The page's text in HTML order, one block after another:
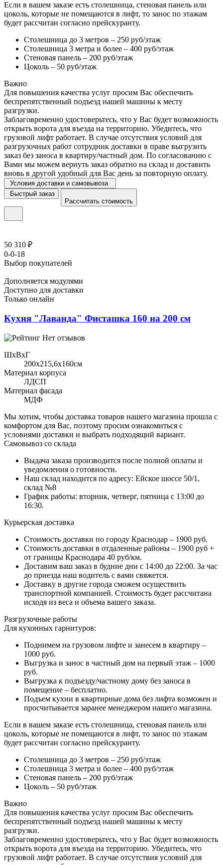
Если в вашем заказе есть столешница, стеновая панель или
цоколь, которые не помещаются в лифт, то занос по этажам
будет рассчитан согласно прейскуранту.
Столешница до 3 метров – 250 руб/этаж
Столешница 3 метра и более – 400 руб/этаж
Стеновая панель – 200 руб/этаж
Цоколь – 50 руб/этаж
Важно
Для повышения качества услуг просим Вас обеспечить
беспрепятственный подъезд нашей машины к месту
разгрузки.
Заблаговременно удостоверьтесь, что у Вас будет возможность
открыть ворота для въезда на территорию. Убедитесь, что
грузовой лифт работает. В случае отсутствия условий для
разгрузочных работ сотрудник доставки в праве выгрузить
заказ без заноса в квартиру/частный дом. По согласованию с
Вами мы можем вернуть заказ обратно на склад и доставить
вновь в другой удобный для Вас день за повторную оплату.
Условия доставки и самовывоза
Быстрый заказ
Рассчитать стоимость
50 310 ₽
0-0-18
Выбор покупателей
Дополняется модулями
Доступно для доставки
Только онлайн
Кухня "Лаванда" Фисташка 160 на 200 см
Нет отзывов
ШхВхГ
200x215,6х160см
Материал корпуса
ЛДСП
Материал фасада
МДФ
Мы хотим, чтобы доставка товаров нашего магазина прошла с
комфортом для Вас, поэтому просим ознакомиться с
условиями доставки и выбрать подходящий вариант.
Самовывоз со склада
Выдача заказа производится после полной оплаты и
уведомления о готовности.
Наш склад находится по адресу: Ейское шоссе 50/1,
склад №8
График работы: вторник, четверг, пятница с 13:00 до
16:30.
Курьерская доставка
Стоимость доставки по городу Краснодар – 1900 руб.
Стоимость доставки в отдаленные районы – 1900 руб +
от границы Краснодара 40 руб/км.
Доставим ваш заказ в будние дни с 14:00 до 22:00. За час
до приезда наш водитель с вами свяжется.
Доставку в другие города сможем осуществить
транспортной компанией. Стоимость будет рассчитана
исходя из веса и объема вашего заказа.
Разгрузочные работы
Для кухонных гарнитуров:
Поднимем на грузовом лифте и занесем в квартиру –
1000 руб.
Выгрузка и занос в частный дом на первый этаж – 1000
руб.
Выгрузка к подъезду/частному дому без заноса в
помещение – бесплатно.
Подъем кухни в квартирные дома без лифта возможен и
просчитывается заранее менеджером нашего магазина.
Если в вашем заказе есть столешница, стеновая панель или
цоколь, которые не помещаются в лифт, то занос по этажам
будет рассчитан согласно прейскуранту.
Столешница до 3 метров – 250 руб/этаж
Столешница 3 метра и более – 400 руб/этаж
Стеновая панель – 200 руб/этаж
Цоколь – 50 руб/этаж
Важно
Для повышения качества услуг просим Вас обеспечить
беспрепятственный подъезд нашей машины к месту
разгрузки.
Заблаговременно удостоверьтесь, что у Вас будет возможность
открыть ворота для въезда на территорию. Убедитесь, что
грузовой лифт работает. В случае отсутствия условий для